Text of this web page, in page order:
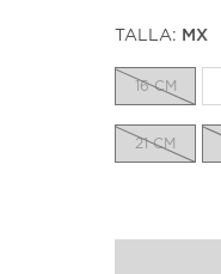
TALLA: MX
16 CM
21 CM